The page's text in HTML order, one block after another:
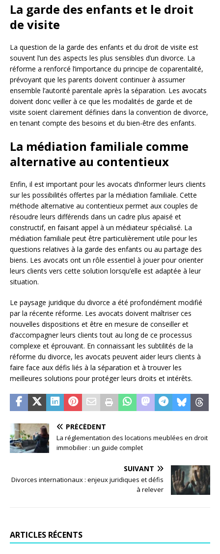
La garde des enfants et le droit
de visite
La question de la garde des enfants et du droit de visite est
souvent l’un des aspects les plus sensibles d’un divorce. La
réforme a renforcé l’importance du principe de coparentalité,
prévoyant que les parents doivent continuer à assumer
ensemble l’autorité parentale après la séparation. Les avocats
doivent donc veiller à ce que les modalités de garde et de
visite soient clairement définies dans la convention de divorce,
en tenant compte des besoins et du bien-être des enfants.
La médiation familiale comme
alternative au contentieux
Enfin, il est important pour les avocats d’informer leurs clients
sur les possibilités offertes par la médiation familiale. Cette
méthode alternative au contentieux permet aux couples de
résoudre leurs différends dans un cadre plus apaisé et
constructif, en faisant appel à un médiateur spécialisé. La
médiation familiale peut être particulièrement utile pour les
questions relatives à la garde des enfants ou au partage des
biens. Les avocats ont un rôle essentiel à jouer pour orienter
leurs clients vers cette solution lorsqu’elle est adaptée à leur
situation.
Le paysage juridique du divorce a été profondément modifié
par la récente réforme. Les avocats doivent maîtriser ces
nouvelles dispositions et être en mesure de conseiller et
d’accompagner leurs clients tout au long de ce processus
complexe et éprouvant. En connaissant les subtilités de la
réforme du divorce, les avocats peuvent aider leurs clients à
faire face aux défis liés à la séparation et à trouver les
meilleures solutions pour protéger leurs droits et intérêts.
PRÉCÉDENT
La réglementation des locations meublées en droit
immobilier : un guide complet
SUIVANT
Divorces internationaux : enjeux juridiques et défis
à relever
ARTICLES RÉCENTS